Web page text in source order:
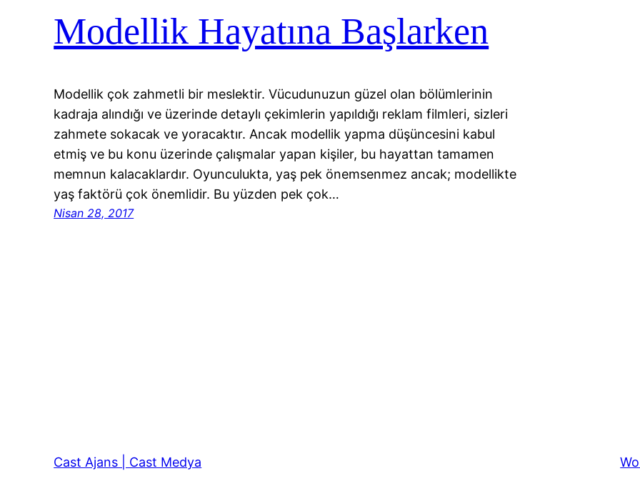
Modellik Hayatına Başlarken
Modellik çok zahmetli bir meslektir. Vücudunuzun güzel olan bölümlerinin
kadraja alındığı ve üzerinde detaylı çekimlerin yapıldığı reklam filmleri, sizleri
zahmete sokacak ve yoracaktır. Ancak modellik yapma düşüncesini kabul
etmiş ve bu konu üzerinde çalışmalar yapan kişiler, bu hayattan tamamen
memnun kalacaklardır. Oyunculukta, yaş pek önemsenmez ancak; modellikte
yaş faktörü çok önemlidir. Bu yüzden pek çok…
Nisan 28, 2017
Cast Ajans | Cast Medya